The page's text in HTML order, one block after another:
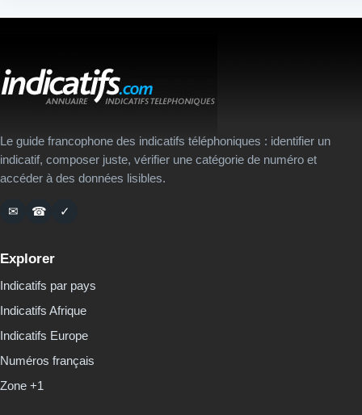
Le guide francophone des indicatifs téléphoniques : identifier un
indicatif, composer juste, vérifier une catégorie de numéro et
accéder à des données lisibles.
✉ ☎ ✓
Explorer
Indicatifs par pays
Indicatifs Afrique
Indicatifs Europe
Numéros français
Zone +1